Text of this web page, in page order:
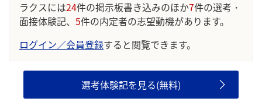
ラクスには24件の掲示板書き込みのほか7件の選考・
面接体験記、 5件の内定者の志望動機があります。
ログイン／会員登録すると閲覧できます。
選考体験記を見る(無料)